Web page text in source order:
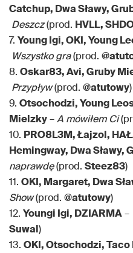
Catchup, Dwa Sławy,
Deszcz(prod. HVLL,
7. Young Igi, OKI, Young
Wszystko gra(prod.
8. Oskar83, Avi, Gruby
Przypływ(prod. @atutowy)
9. Otsochodzi, Young
Mielzky–A mówiłem Ci
10. PRO8L3M, Łajzol,
Hemingway, Dwa Sławy,
naprawdę(prod. Steez83)
11. OKI, Margaret, Dwa
Show(prod. @atutowy)
12. Youngi Igi, DZIARMA–
Suwal)
13. OKI, Otsochodzi,